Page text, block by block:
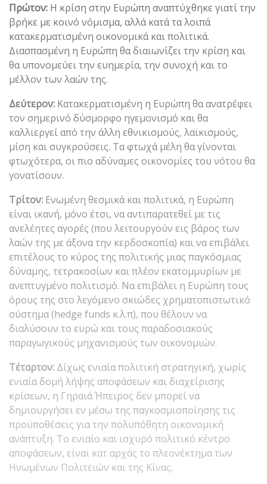
Πρώτον: Η κρίση στην Ευρώπη αναπτύχθηκε γιατί την
βρήκε με κοινό νόμισμα, αλλά κατά τα λοιπά
κατακερματισμένη οικονομικά και πολιτικά.
Διασπασμένη η Ευρώπη θα διαιωνίζει την κρίση και
θα υπονομεύει την ευημερία, την συνοχή και το
μέλλον των λαών της.
Δεύτερον: Κατακερματισμένη η Ευρώπη θα ανατρέφει
τον σημερινό δύσμορφο ηγεμονισμό και θα
καλλιεργεί από την άλλη εθνικισμούς, λαϊκισμούς,
μίση και συγκρούσεις. Τα φτωχά μέλη θα γίνονται
φτωχότερα, οι πιο αδύναμες οικονομίες του νότου θα
γονατίσουν.
Τρίτον: Ενωμένη θεσμικά και πολιτικά, η Ευρώπη
είναι ικανή, μόνο έτσι, να αντιπαρατεθεί με τις
ανελέητες αγορές (που λειτουργούν εις βάρος των
λαών της με άξονα την κερδοσκοπία) και να επιβάλει
επιτέλους το κύρος της πολιτικής μιας παγκόσμιας
δύναμης, τετρακοσίων και πλέον εκατομμυρίων με
ανεπτυγμένο πολιτισμό. Να επιβάλει η Ευρώπη τους
όρους της στο λεγόμενο σκιώδες χρηματοπιστωτικό
σύστημα (hedge funds κ.λ.π), που θέλουν να
διαλύσουν το ευρώ και τους παραδοσιακούς
παραγωγικούς μηχανισμούς των οικονομιών.
Τέταρτον: Δίχως ενιαία πολιτική στρατηγική, χωρίς
ενιαία δομή λήψης αποφάσεων και διαχείρισης
κρίσεων, η Γηραιά Ήπειρος δεν μπορεί να
δημιουργήσει εν μέσω της παγκοσμιοποίησης τις
προϋποθέσεις για την πολυπόθητη οικονομική
ανάπτυξη. Το ενιαίο και ισχυρό πολιτικό κέντρο
αποφάσεων, είναι κατ αρχάς το πλεονέκτημα των
Ηνωμένων Πολιτειών και της Κίνας.